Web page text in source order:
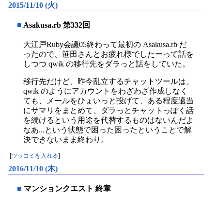
2015/11/10 (火)
■ Asakusa.rb 第332回
大江戸Ruby会議05終わって最初の Asakusa.rb だ
ったので、笹田さんとお疲れ様でしたーって話を
しつつ qwik の移行先をダラっと話をしていた。
移行先だけど、昨今乱立するチャットツールは、
qwik のようにアカウントをわざわざ作成しなく
ても、メールをひょいっと投げて、ある程度適当
にサマリをまとめて、ダラっとチャットっぽく話
を続けるという用途を代替するものはないんだよ
なあ...という状態で困った困ったということで解
決できないまま終わり。
[ツッコミを入れる]
2016/11/10 (木)
■ マンションクエスト 終章